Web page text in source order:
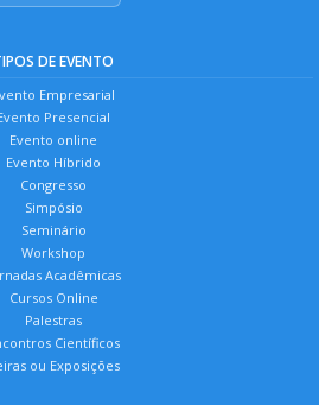
DE EVENTO
Empresarial
Presencial
Evento online
Evento Híbrido
Congresso
Simpósio
Seminário
Workshop
Acadêmicas
Cursos Online
Palestras
Científicos
ou Exposições